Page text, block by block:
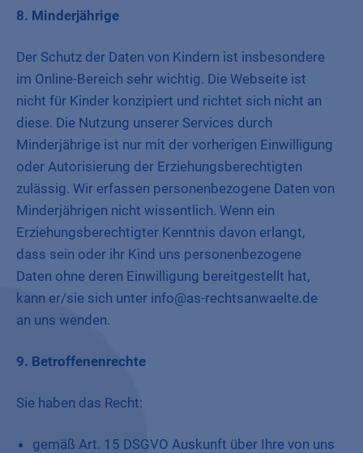
8. Minderjährige
Der Schutz der Daten von Kindern ist insbesondere
im Online-Bereich sehr wichtig. Die Webseite ist
nicht für Kinder konzipiert und richtet sich nicht an
diese. Die Nutzung unserer Services durch
Minderjährige ist nur mit der vorherigen Einwilligung
oder Autorisierung der Erziehungsberechtigten
zulässig. Wir erfassen personenbezogene Daten von
Minderjährigen nicht wissentlich. Wenn ein
Erziehungsberechtigter Kenntnis davon erlangt,
dass sein oder ihr Kind uns personenbezogene
Daten ohne deren Einwilligung bereitgestellt hat,
kann er/sie sich unter info@as-rechtsanwaelte.de
an uns wenden.
9. Betroffenenrechte
Sie haben das Recht:
gemäß Art. 15 DSGVO Auskunft über Ihre von uns